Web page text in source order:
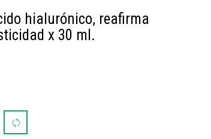
hialurónico, reafirma
x 30 ml.